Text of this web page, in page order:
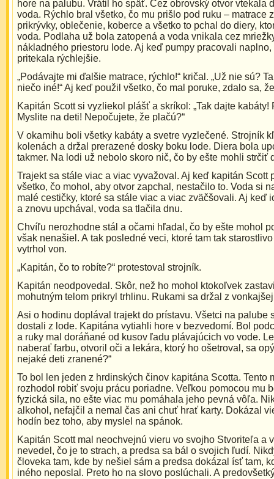
hore na palubu. Vrátil ho späť. Cez obrovský otvor vtekala
voda. Rýchlo bral všetko, čo mu prišlo pod ruku – matrace
prikrývky, oblečenie, koberce a všetko to pchal do diery,
voda. Podlaha už bola zatopená a voda vnikala cez
nákladného priestoru lode. Aj keď pumpy pracovali naplno,
pritekala rýchlejšie.
„Podávajte mi ďalšie matrace, rýchlo!“ kričal. „Už nie sú?
niečo iné!“ Aj keď použil všetko, čo mal poruke, zdalo sa,
Kapitán Scott si vyzliekol plášť a skríkol: „Tak dajte kabáty!
Myslite na deti! Nepočujete, že plačú?“
V okamihu boli všetky kabáty a svetre vyzlečené. Strojník
kolenách a držal prerazené dosky boku lode. Diera bola
takmer. Na lodi už nebolo skoro nič, čo by ešte mohli strčiť
Trajekt sa stále viac a viac vyvažoval. Aj keď kapitán Scott
všetko, čo mohol, aby otvor zapchal, nestačilo to. Voda si
malé cestičky, ktoré sa stále viac a viac zväčšovali. Aj keď
a znovu upchával, voda sa tlačila dnu.
Chvíľu nerozhodne stál a očami hľadal, čo by ešte mohol
však nenašiel. A tak posledné veci, ktoré tam tak
vytrhol von.
„Kapitán, čo to robíte?“ protestoval strojník.
Kapitán neodpovedal. Skôr, než ho mohol ktokoľvek
mohutným telom prikryl trhlinu. Rukami sa držal z
Asi o hodinu doplával trajekt do prístavu. Všetci na palube
dostali z lode. Kapitána vytiahli hore v bezvedomí. Bol
a ruky mal doráňané od kusov ľadu plávajúcich vo vode.
naberať farbu, otvoril oči a lekára, ktorý ho ošetroval, sa
nejaké deti zranené?“
To bol len jeden z hrdinských činov kapitána Scotta. Tento
rozhodol robiť svoju prácu poriadne. Veľkou pomocou mu
fyzická sila, no ešte viac mu pomáhala jeho pevná vôľa.
alkohol, nefajčil a nemal čas ani chuť hrať karty. Dokázal
hodín bez toho, aby myslel na spánok.
Kapitán Scott mal neochvejnú vieru vo svojho Stvoriteľa a
nevedel, čo je to strach, a predsa sa bál o svojich ľudí.
človeka tam, kde by nešiel sám a predsa dokázal ísť tam,
iného neposlal. Preto ho na slovo poslúchali. A